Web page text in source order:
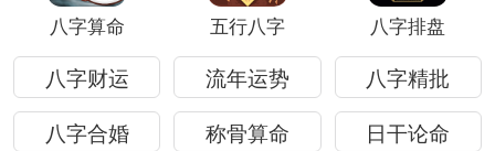
八字算命 五行八字 八字排盘
八字财运 流年运势
八字精批
八字合婚
称骨算命
日干论命